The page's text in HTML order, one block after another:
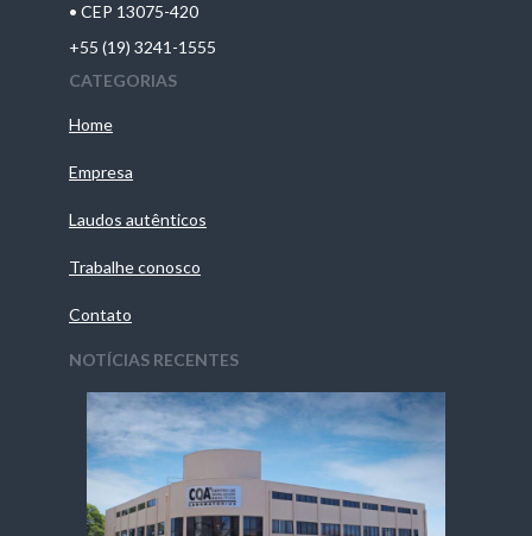
• CEP 13075-420
+55 (19) 3241-1555
CATEGORIAS
Home
Empresa
Laudos autênticos
Trabalhe conosco
Contato
NOTÍCIAS RECENTES